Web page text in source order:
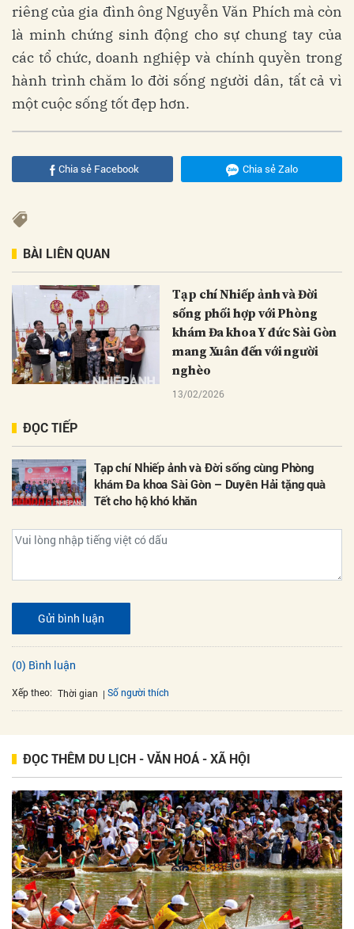
riêng của gia đình ông Nguyễn Văn Phích mà còn
là minh chứng sinh động cho sự chung tay của
các tổ chức, doanh nghiệp và chính quyền trong
hành trình chăm lo đời sống người dân, tất cả vì
một cuộc sống tốt đẹp hơn.
Chia sẻ Facebook Chia sẻ Zalo
BÀI LIÊN QUAN
Tạp chí Nhiếp ảnh và Đời
sống phối hợp với Phòng
khám Đa khoa Y đức Sài Gòn
mang Xuân đến với người
nghèo
13/02/2026
ĐỌC TIẾP
Tạp chí Nhiếp ảnh và Đời sống cùng Phòng
khám Đa khoa Sài Gòn – Duyên Hải tặng quà
Tết cho hộ khó khăn
Gửi bình luận
(0) Bình luận
Xếp theo: Thời gian Số người thích
ĐỌC THÊM DU LỊCH - VĂN HOÁ - XÃ HỘI